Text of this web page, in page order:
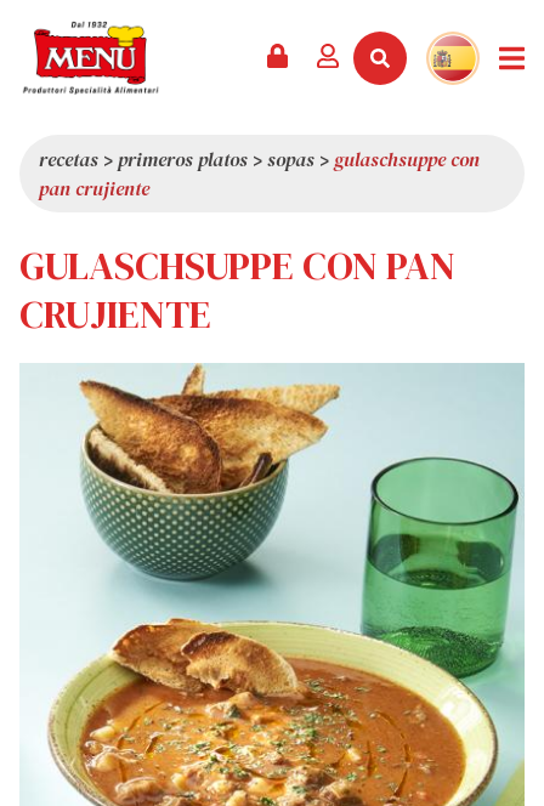
CATÁLOGO
SERVICIOS
ÚLTIMAS NOVEDADES
PREMIOS
RESEÑA DE LA PRENSA
QUIÉNES SOMOS
CALIDAD
VALORES
CURIOSIDADES
SHOWROOM
TRABAJA CON NOSOTROS
recetas >primeros platos >sopas >gulaschsuppe con
pan crujiente
GULASCHSUPPE CON PAN
CRUJIENTE